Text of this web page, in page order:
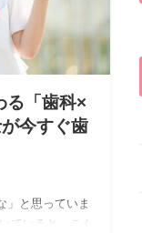
る「歯科×
今すぐ歯
」と思っていま
ていると、こん